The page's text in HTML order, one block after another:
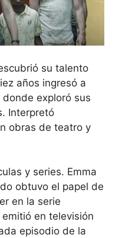
su talento
años ingresó a
exploró sus
Interpretó
obras de teatro y
y series. Emma
obtuvo el papel de
en la serie
en televisión
episodio de la